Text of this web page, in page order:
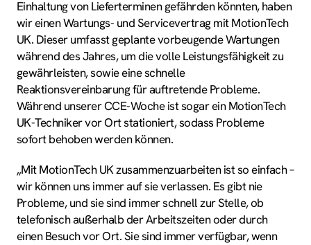
Einhaltung von Lieferterminen gefährden könnten, haben
wir einen Wartungs- und Servicevertrag mit MotionTech
UK. Dieser umfasst geplante vorbeugende Wartungen
während des Jahres, um die volle Leistungsfähigkeit zu
gewährleisten, sowie eine schnelle
Reaktionsvereinbarung für auftretende Probleme.
Während unserer CCE-Woche ist sogar ein MotionTech
UK-Techniker vor Ort stationiert, sodass Probleme
sofort behoben werden können.
„Mit MotionTech UK zusammenzuarbeiten ist so einfach –
wir können uns immer auf sie verlassen. Es gibt nie
Probleme, und sie sind immer schnell zur Stelle, ob
telefonisch außerhalb der Arbeitszeiten oder durch
einen Besuch vor Ort. Sie sind immer verfügbar, wenn